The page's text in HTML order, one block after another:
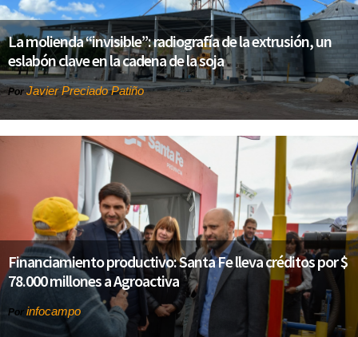
La molienda “invisible”: radiografía de la extrusión, un
eslabón clave en la cadena de la soja
Por Javier Preciado Patiño
Financiamiento productivo: Santa Fe lleva créditos por $
78.000 millones a Agroactiva
Por infocampo